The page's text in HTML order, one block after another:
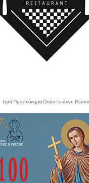
- Ιερό Προσκύνημα Οσίου Ιωάννη